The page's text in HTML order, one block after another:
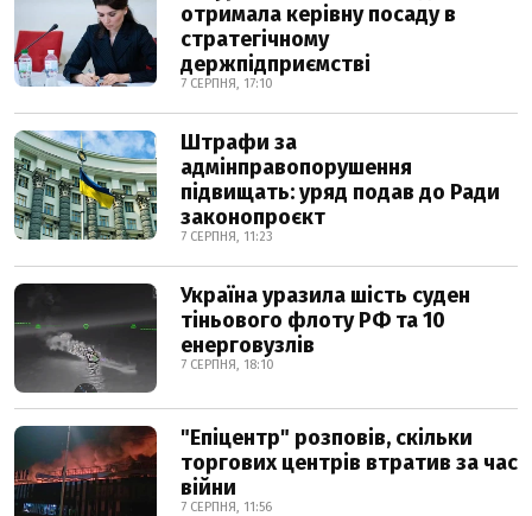
отримала керівну посаду в
стратегічному
держпідприємстві
7 СЕРПНЯ, 17:10
Штрафи за
адмінправопорушення
підвищать: уряд подав до Ради
законопроєкт
7 СЕРПНЯ, 11:23
Україна уразила шість суден
тіньового флоту РФ та 10
енерговузлів
7 СЕРПНЯ, 18:10
"Епіцентр" розповів, скільки
торгових центрів втратив за час
війни
7 СЕРПНЯ, 11:56